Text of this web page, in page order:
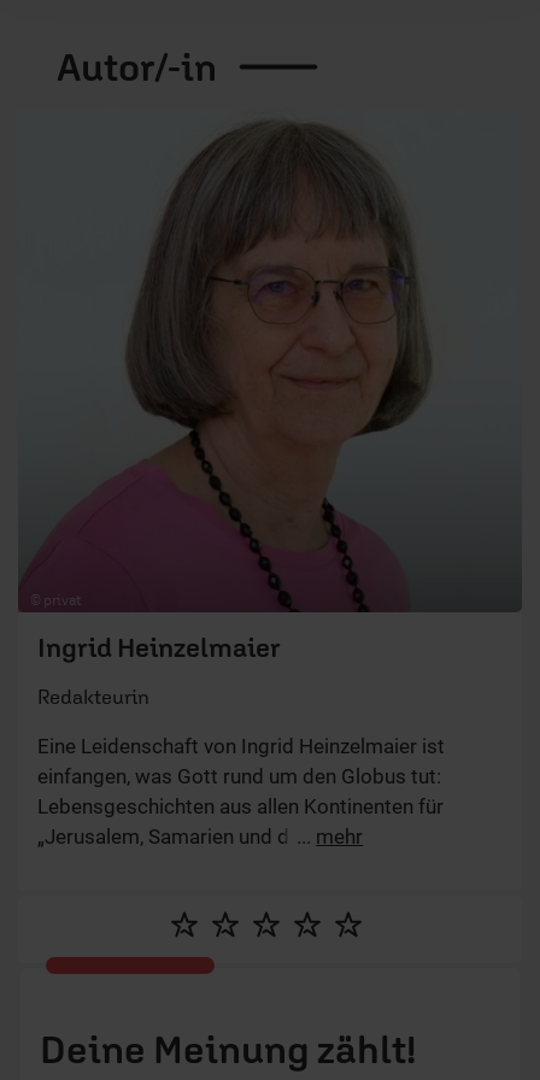
Autor/-in
© privat
Ingrid Heinzelmaier
Redakteurin
Eine Leidenschaft von Ingrid Heinzelmaier ist
einfangen, was Gott rund um den Globus tut:
Lebensgeschichten aus allen Kontinenten für
„Jerusalem, Samarien und die Welt“ und „Glaube –
„Beten bringt’s“ anderen Mut machen für ihr
persönliches Leben mit Gott.
... mehr
Deine Meinung zählt!